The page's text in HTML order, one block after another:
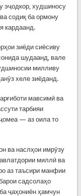
эҷодкор, худшиносу
содиқ ба ормону
кардаанд.
зиёди сиёсиву
шудаанд, вале
милливу
хеле зиёданд.
мавсимӣ ва
тарбияи
— аз оила то
ва наслҳои имрӯзу
миллӣ ва
аз таъсири манфии
садсолаҳо
ҷаҳониён ҳамчун